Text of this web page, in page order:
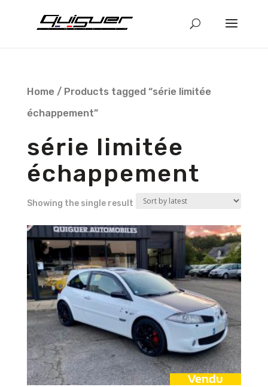
Home/ Products tagged “série limitée
échappement”
série limitée
échappement
Showing the single result
Vendu